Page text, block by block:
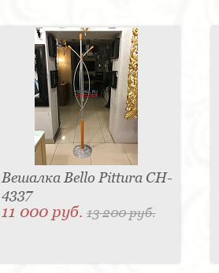
Вешалка Bello Pittura CH-
4337
11 000 руб. 13 200 руб.